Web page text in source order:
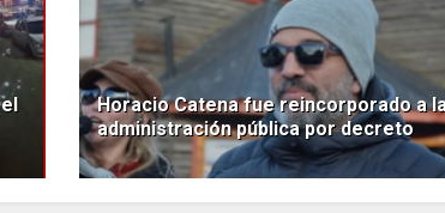
Horacio Catena fue reincorporado a
administración pública por decreto